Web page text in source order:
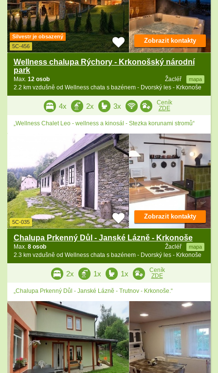
Silvestr je obsazený
5C-456
Wellness chalupa Rýchory - Krkonošský národní
park
Žacléř mapa
Max. 12 osob
2.2 km vzdušně od Wellness chata s bazénem - Dvorský les - Krkonoše
Zobrazit kontakty
4x 2x 3x
Ceník
ZDE
„Wellness Chalet Leo - wellness a kinosál - Stezka korunami stromů“
5C-035
Chalupa Prkenný Důl - Janské Lázně - Krkonoše
Žacléř mapa
Max. 8 osob
2.3 km vzdušně od Wellness chata s bazénem - Dvorský les - Krkonoše
Zobrazit kontakty
2x 1x 1x
Ceník
ZDE
„Chalupa Prkenný Důl - Janské Lázně - Trutnov - Krkonoše.“